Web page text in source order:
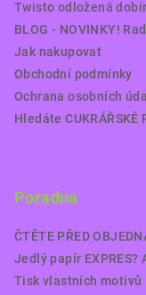
Twisto odložená
BLOG - NOVINKY!
Jak nakupovat
Obchodní podmínky
Ochrana osobních
Hledáte CUKRÁŘSKÉ
Poradna
ČTĚTE PŘED
Jedlý papír EXPRES?
Tisk vlastních motivů